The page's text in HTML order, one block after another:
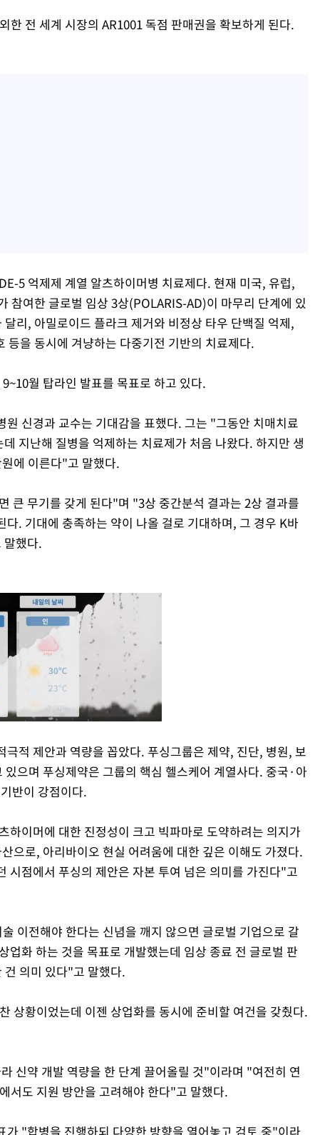
한 전 세계 시장의 AR1001 독점 판매권을 확보하게 된다.
5 억제제 계열 알츠하이머병 치료제다. 현재 미국, 유럽,
참여한 글로벌 임상 3상(POLARIS-AD)이 마무리 단계에 있
리, 아밀로이드 플라크 제거와 비정상 타우 단백질 억제,
등을 동시에 겨냥하는 다중기전 기반의 치료제다.
월 탑라인 발표를 목표로 하고 있다.
신경과 교수는 기대감을 표했다. 그는 "그동안 치매치료
지난해 질병을 억제하는 치료제가 처음 나왔다. 하지만 생
에 이른다"고 말했다.
큰 무기를 갖게 된다"며 "3상 중간분석 결과는 2상 결과를
. 기대에 충족하는 약이 나올 걸로 기대하며, 그 경우 K바
말했다.
Mute
적 제안과 역량을 꼽았다. 푸싱그룹은 제약, 진단, 병원, 보
으며 푸싱제약은 그룹의 핵심 헬스케어 계열사다. 중국·아
반이 강점이다.
하이머에 대한 진정성이 크고 빅파마로 도약하려는 의지가
으로, 아리바이오 현실 어려움에 대한 깊은 이해도 가졌다.
시점에서 푸싱의 제안은 자본 투여 넘은 의미를 가진다"고
이전해야 한다는 신념을 깨지 않으면 글로벌 기업으로 갈
화 하는 것을 목표로 개발했는데 임상 종료 전 글로벌 판
건 의미 있다"고 말했다.
상황이었는데 이젠 상업화를 동시에 준비할 여건을 갖췄다.
신약 개발 역량을 한 단계 끌어올릴 것"이라며 "여전히 연
서도 지원 방안을 고려해야 한다"고 말했다.
가 "합병을 진행하되 다양한 방향을 열어놓고 검토 중"이라